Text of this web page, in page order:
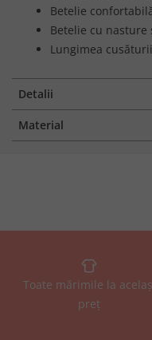
Betelie
Betelie cu nasture
Lungimea
Detalii
Material
Toate mărimile la
preț